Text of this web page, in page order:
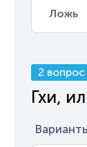
Ложь
2 вопрос
Гхи,